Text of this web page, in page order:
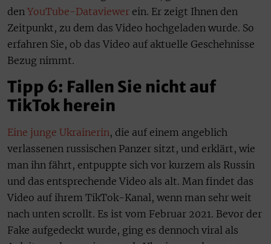
den YouTube-Dataviewer ein. Er zeigt Ihnen den
Zeitpunkt, zu dem das Video hochgeladen wurde. So
erfahren Sie, ob das Video auf aktuelle Geschehnisse
Bezug nimmt.
Tipp 6: Fallen Sie nicht auf
TikTok herein
Eine junge Ukrainerin, die auf einem angeblich
verlassenen russischen Panzer sitzt, und erklärt, wie
man ihn fährt, entpuppte sich vor kurzem als Russin
und das entsprechende Video als alt. Man findet das
Video auf ihrem TikTok-Kanal, wenn man sehr weit
nach unten scrollt. Es ist vom Februar 2021. Bevor der
Fake aufgedeckt wurde, ging es dennoch viral als